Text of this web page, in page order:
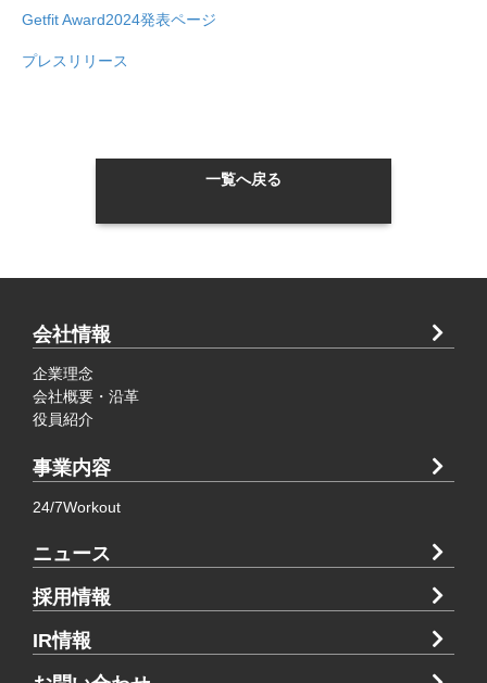
Getfit Award2024発表ページ
プレスリリース
一覧へ戻る
会社情報
企業理念
会社概要・沿革
役員紹介
事業内容
24/7Workout
ニュース
採用情報
IR情報